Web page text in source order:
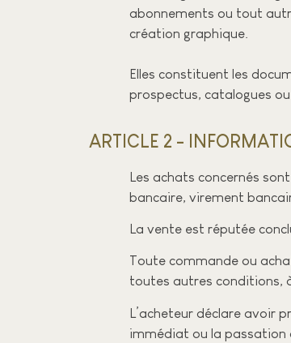
abonnements ou tout
création graphique.
Elles constituent les
prospectus, catalogues
ARTICLE 2 -
Les achats concernés
bancaire, virement
La vente est réputée
Toute commande ou
toutes autres conditions,
L’acheteur déclare avoir
immédiat ou la passation